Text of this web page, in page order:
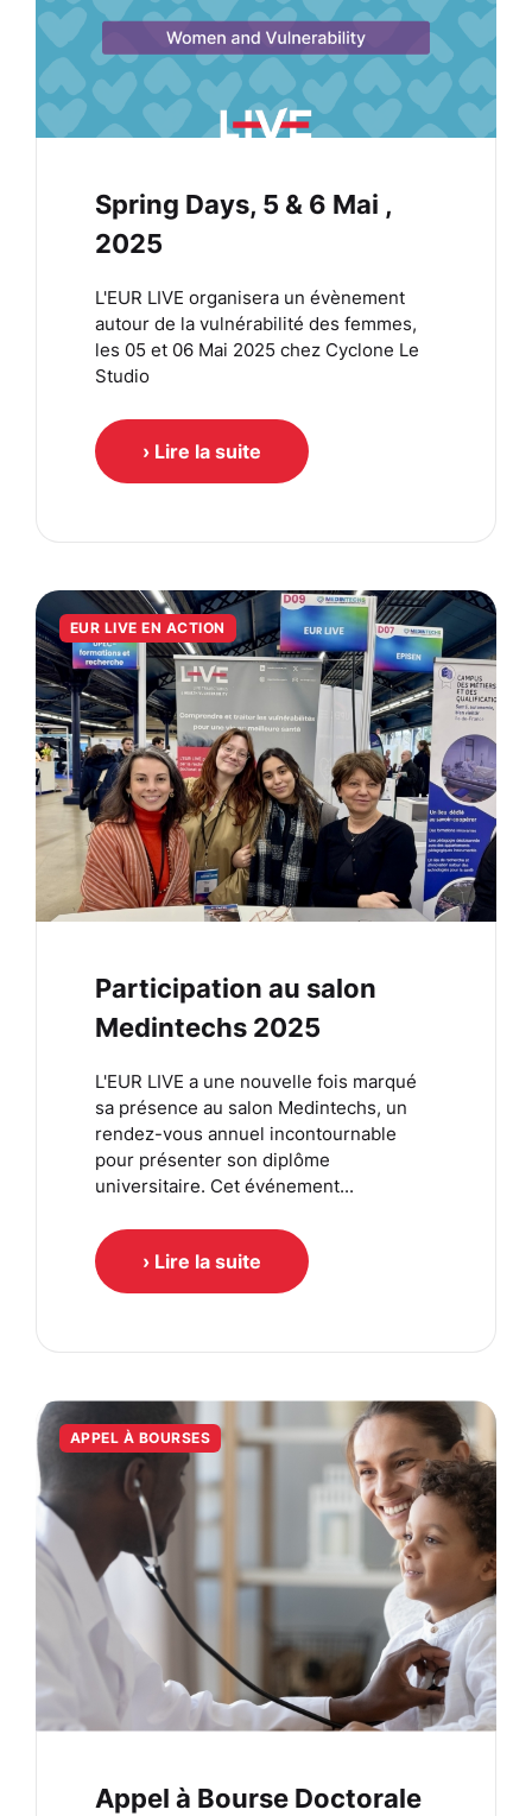
Spring Days, 5 & 6 Mai ,
2025
L'EUR LIVE organisera un évènement
autour de la vulnérabilité des femmes,
les 05 et 06 Mai 2025 chez Cyclone Le
Studio
› Lire la suite
EUR LIVE EN ACTION
Participation au salon
Medintechs 2025
L'EUR LIVE a une nouvelle fois marqué
sa présence au salon Medintechs, un
rendez-vous annuel incontournable
pour présenter son diplôme
universitaire. Cet événement...
› Lire la suite
APPEL À BOURSES
Appel à Bourse Doctorale